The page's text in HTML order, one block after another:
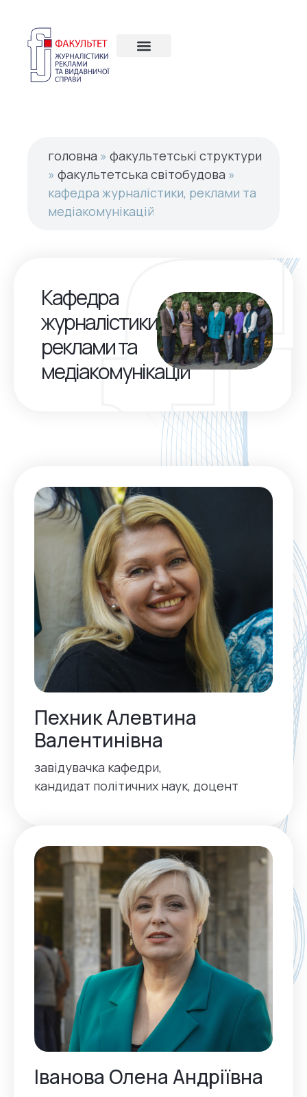
головна » факультетські структури
» факультетська світобудова »
кафедра журналістики, реклами та
медіакомунікацій
Кафедра
журналістики,
реклами та
медіакомунікацій
Пехник Алевтина
Валентинівна
завідувачка кафедри,
кандидат політичних наук, доцент
Іванова Олена Андріївна